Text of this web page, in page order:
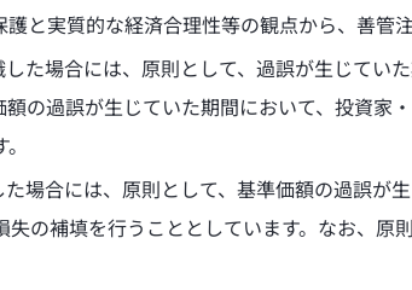
と実質的な経済合理性等の観点から、善管
た場合には、原則として、過誤が生じてい
額の過誤が生じていた期間において、投資
場合には、原則として、基準価額の過誤が
失の補填を行うこととしています。なお、